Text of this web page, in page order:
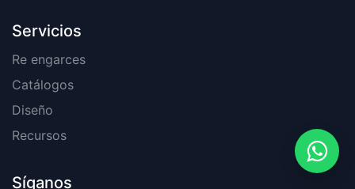
Servicios
Re engarces
Catálogos
Diseño
Recursos
Síganos